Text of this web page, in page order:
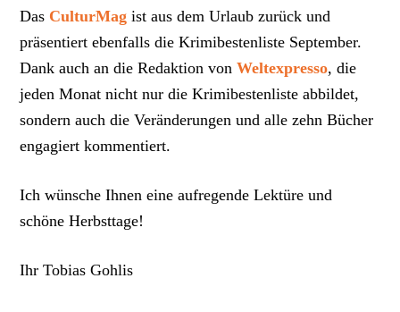
Das CulturMag ist aus dem Urlaub zurück und
präsentiert ebenfalls die Krimibestenliste September.
Dank auch an die Redaktion vonWeltexpresso, die
jeden Monat nicht nur die Krimibestenliste abbildet,
sondern auch die Veränderungen und alle zehn Bücher
engagiert kommentiert.
Ich wünsche Ihnen eine aufregende Lektüre und
schöne Herbsttage!
Ihr Tobias Gohlis